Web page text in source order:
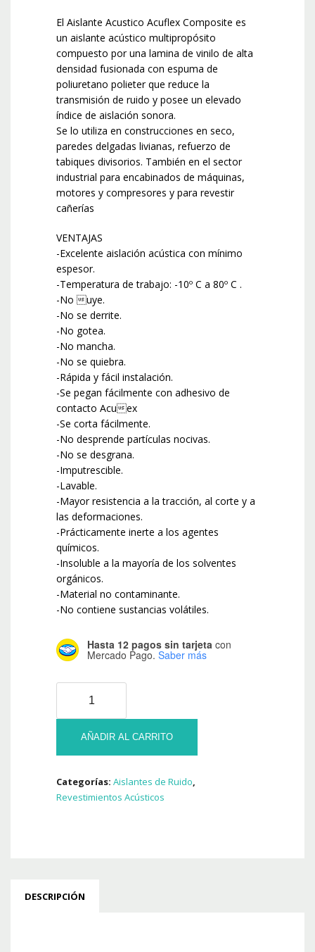
El Aislante Acustico Acuflex Composite es
un aislante acústico multipropósito
compuesto por una lamina de vinilo de alta
densidad fusionada con espuma de
poliuretano polieter que reduce la
transmisión de ruido y posee un elevado
índice de aislación sonora.
Se lo utiliza en construcciones en seco,
paredes delgadas livianas, refuerzo de
tabiques divisorios. También en el sector
industrial para encabinados de máquinas,
motores y compresores y para revestir
cañerías
VENTAJAS
-Excelente aislación acústica con mínimo
espesor.
-Temperatura de trabajo: -10º C a 80º C .
-No uye.
-No se derrite.
-No gotea.
-No mancha.
-No se quiebra.
-Rápida y fácil instalación.
-Se pegan fácilmente con adhesivo de
contacto Acuex
-Se corta fácilmente.
-No desprende partículas nocivas.
-No se desgrana.
-Imputrescible.
-Lavable.
-Mayor resistencia a la tracción, al corte y a
las deformaciones.
-Prácticamente inerte a los agentes
químicos.
-Insoluble a la mayoría de los solventes
orgánicos.
-Material no contaminante.
-No contiene sustancias volátiles.
Hasta 12 pagos sin tarjeta con
Mercado Pago. Saber más
Acustico
Composite
8mm
cantidad
AÑADIR AL CARRITO
Categorías: Aislantes de Ruido,
Revestimientos Acústicos
DESCRIPCIÓN